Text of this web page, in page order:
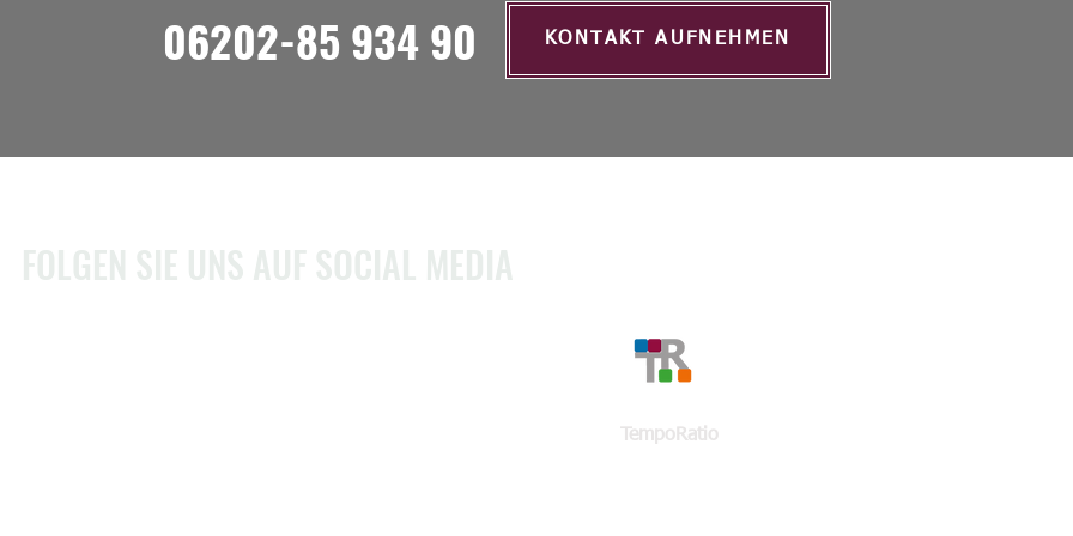
06202-85 934 90 KONTAKT AUFNEHMEN
TempoRatio